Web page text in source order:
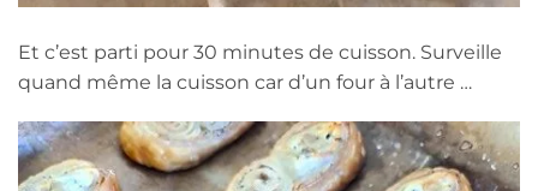
Et c’est parti pour 30 minutes de cuisson. Surveille
quand même la cuisson car d’un four à l’autre …